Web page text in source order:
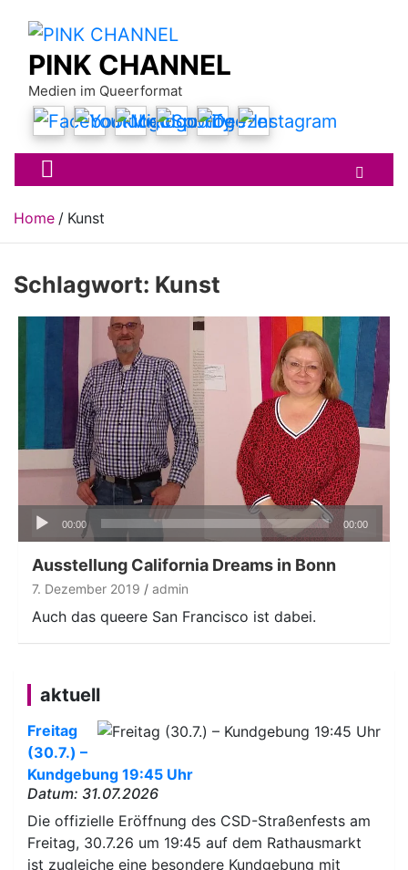
contentPINK CHANNEL
Medien im Queerformat
Home Kunst
Schlagwort: Kunst
Audio-
00:00 00:00
Ausstellung California Dreams in Bonn
7. Dezember 2019 admin
Auch das queere San Francisco ist dabei.
aktuell
Freitag
(30.7.) –
Kundgebung 19:45 Uhr
Datum: 31.07.2026
Die offizielle Eröffnung des CSD-Straßenfests am
Freitag, 30.7.26 um 19:45 auf dem Rathausmarkt
ist zugleiche eine besondere Kundgebung mit